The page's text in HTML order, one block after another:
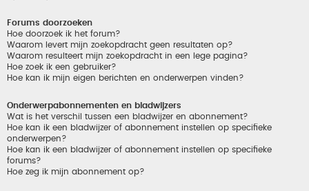
Forums doorzoeken
Hoe doorzoek ik het forum?
Waarom levert mijn zoekopdracht geen resultaten op?
Waarom resulteert mijn zoekopdracht in een lege pagina?
Hoe zoek ik een gebruiker?
Hoe kan ik mijn eigen berichten en onderwerpen vinden?
Onderwerpabonnementen en bladwijzers
Wat is het verschil tussen een bladwijzer en abonnement?
Hoe kan ik een bladwijzer of abonnement instellen op specifieke
onderwerpen?
Hoe kan ik een bladwijzer of abonnement instellen op specifieke
forums?
Hoe zeg ik mijn abonnement op?